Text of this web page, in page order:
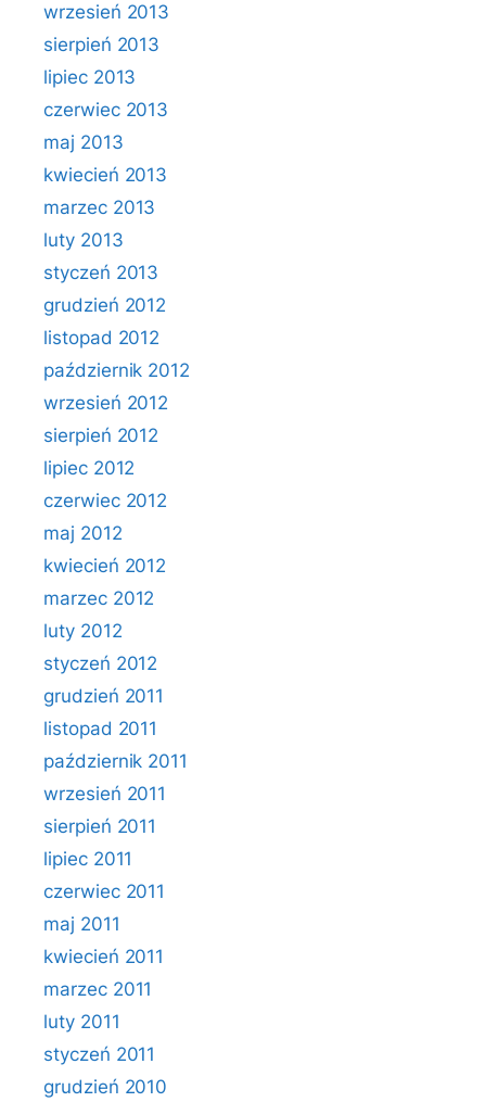
wrzesień 2013
sierpień 2013
lipiec 2013
czerwiec 2013
maj 2013
kwiecień 2013
marzec 2013
luty 2013
styczeń 2013
grudzień 2012
listopad 2012
październik 2012
wrzesień 2012
sierpień 2012
lipiec 2012
czerwiec 2012
maj 2012
kwiecień 2012
marzec 2012
luty 2012
styczeń 2012
grudzień 2011
listopad 2011
październik 2011
wrzesień 2011
sierpień 2011
lipiec 2011
czerwiec 2011
maj 2011
kwiecień 2011
marzec 2011
luty 2011
styczeń 2011
grudzień 2010